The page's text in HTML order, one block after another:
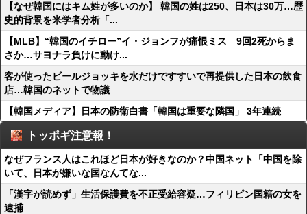
【なぜ韓国にはキム姓が多いのか】 韓国の姓は250、日本は30万…歴
史的背景を米学者分析「...
【MLB】“韓国のイチロー”イ・ジョンフが痛恨ミス 9回2死からま
さか…サヨナラ負けに動け...
客が使ったビールジョッキを水だけですすいで再提供した日本の飲食
店…韓国のネットで物議
【韓国メディア】日本の防衛白書「韓国は重要な隣国」 3年連続
トッポギ注意報！
なぜフランス人はこれほど日本が好きなのか？中国ネット「中国を除
いて、日本が嫌いな国なんてな...
「漢字が読めず」生活保護費を不正受給容疑…フィリピン国籍の女を
逮捕